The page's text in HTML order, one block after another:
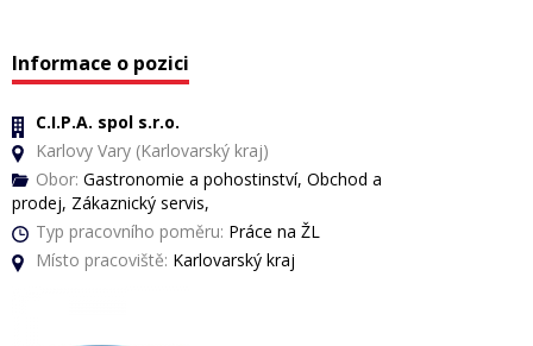
Informace o pozici
C.I.P.A. spol s.r.o.
Karlovy Vary (Karlovarský kraj)
Obor: Gastronomie a pohostinství, Obchod a
prodej, Zákaznický servis,
Typ pracovního poměru: Práce na ŽL
Místo pracoviště: Karlovarský kraj